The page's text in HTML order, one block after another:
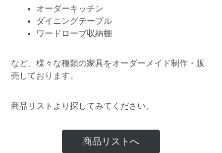
オーダーキッチン
ダイニングテーブル
ワードローブ収納棚
など、様々な種類の家具をオーダーメイド制作・販
売しております。
商品リストより探してみてください。
商品リストへ